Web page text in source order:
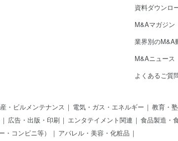
資料ダウンロ
M&Aマガジン
業界別のM&A
M&Aニュース
よくあるご質
・ビルメンテナンス 電気・ガス・エネルギー
教育・塾
広告・出版・印刷 エンタテイメント関連
食品製造・
・コンビニ等）
アパレル・美容・化粧品